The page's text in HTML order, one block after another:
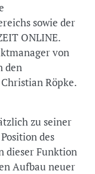
sowie der
ONLINE.
von
den
Röpke.
zu seiner
des
dieser Funktion
Aufbau neuer